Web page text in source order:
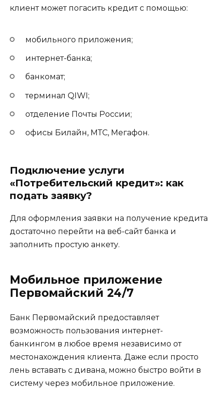
клиент может погасить кредит с помощью:
мобильного приложения;
интернет-банка;
банкомат;
терминал QIWI;
отделение Почты России;
офисы Билайн, МТС, Мегафон.
Подключение услуги
«Потребительский кредит»: как
подать заявку?
Для оформления заявки на получение кредита
достаточно перейти на веб-сайт банка и
заполнить простую анкету.
Мобильное приложение
Первомайский 24/7
Банк Первомайский предоставляет
возможность пользования интернет-
банкингом в любое время независимо от
местонахождения клиента. Даже если просто
лень вставать с дивана, можно быстро войти в
систему через мобильное приложение.